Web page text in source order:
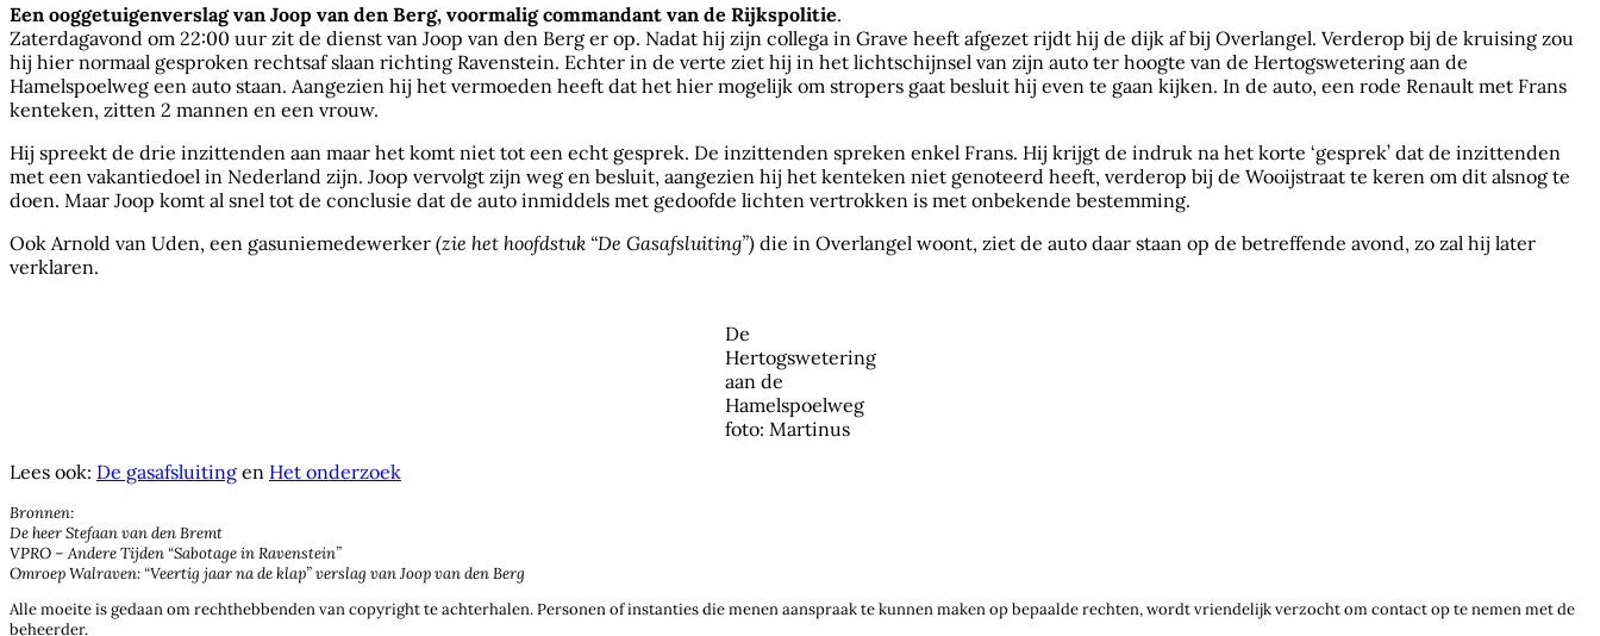
Een ooggetuigenverslag van Joop van den Berg, voormalig commandant van de Rijkspolitie.
Zaterdagavond om 22:00 uur zit de dienst van Joop van den Berg er op. Nadat hij zijn collega in Grave heeft afgezet rijdt hij de dijk af bij Overlangel. Verderop bij de kruising zou
hij hier normaal gesproken rechtsaf slaan richting Ravenstein. Echter in de verte ziet hij in het lichtschijnsel van zijn auto ter hoogte van de Hertogswetering aan de
Hamelspoelweg een auto staan. Aangezien hij het vermoeden heeft dat het hier mogelijk om stropers gaat besluit hij even te gaan kijken. In de auto, een rode Renault met Frans
kenteken, zitten 2 mannen en een vrouw.
Hij spreekt de drie inzittenden aan maar het komt niet tot een echt gesprek. De inzittenden spreken enkel Frans. Hij krijgt de indruk na het korte ‘gesprek’ dat de inzittenden
met een vakantiedoel in Nederland zijn. Joop vervolgt zijn weg en besluit, aangezien hij het kenteken niet genoteerd heeft, verderop bij de Wooijstraat te keren om dit alsnog te
doen. Maar Joop komt al snel tot de conclusie dat de auto inmiddels met gedoofde lichten vertrokken is met onbekende bestemming.
Ook Arnold van Uden, een gasuniemedewerker (zie het hoofdstuk “De Gasafsluiting”) die in Overlangel woont, ziet de auto daar staan op de betreffende avond, zo zal hij later
verklaren.
De
Hertogswetering
aan de
Hamelspoelweg
foto: Martinus
Lees ook: De gasafsluiting en Het onderzoek
Bronnen:
De heer Stefaan van den Bremt
VPRO – Andere Tijden “Sabotage in Ravenstein”
Omroep Walraven: “Veertig jaar na de klap” verslag van Joop van den Berg
Alle moeite is gedaan om rechthebbenden van copyright te achterhalen. Personen of instanties die menen aanspraak te kunnen maken op bepaalde rechten, wordt vriendelijk verzocht om contact op te nemen met de
beheerder.